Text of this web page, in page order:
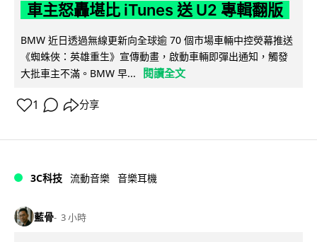
車主怒轟堪比 iTunes 送 U2 專輯翻版
BMW 近日透過無線更新向全球逾 70 個市場車輛中控熒幕推送
《蜘蛛俠：英雄重生》宣傳動畫，啟動車輛即彈出通知，觸發
大批車主不滿。BMW 早...
閱讀全文
1 分享
3C科技 流動音樂 音樂耳機
藍骨 3 小時